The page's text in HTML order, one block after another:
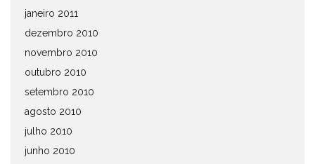
janeiro 2011
dezembro 2010
novembro 2010
outubro 2010
setembro 2010
agosto 2010
julho 2010
junho 2010